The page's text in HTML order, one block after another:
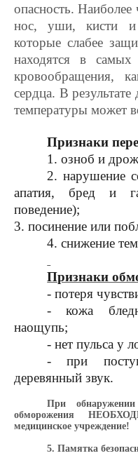
опасность. Наиболее
нос, уши, кисти и
которые слабее
находятся в самых
кровообращения,
сердца. В
температуры может
Признаки
1. озноб и
2. нарушение
апатия, бред и
поведение);
3. посинение или
4. снижение
Признаки
- потеря
- кожа
наощупь;
- нет пульса у
- при
деревянный звук.
При
обморожения
медицинское учреждение!
5. Памятка